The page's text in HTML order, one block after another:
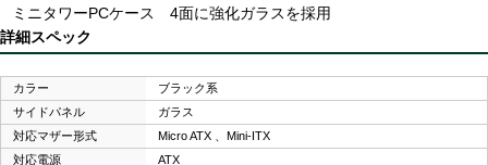
ミニタワーPCケース 4面に強化ガラスを採用
詳細スペック
カラー
ブラック系
サイドパネル
ガラス
対応マザー形式
Micro ATX 、Mini-ITX
対応電源
ATX